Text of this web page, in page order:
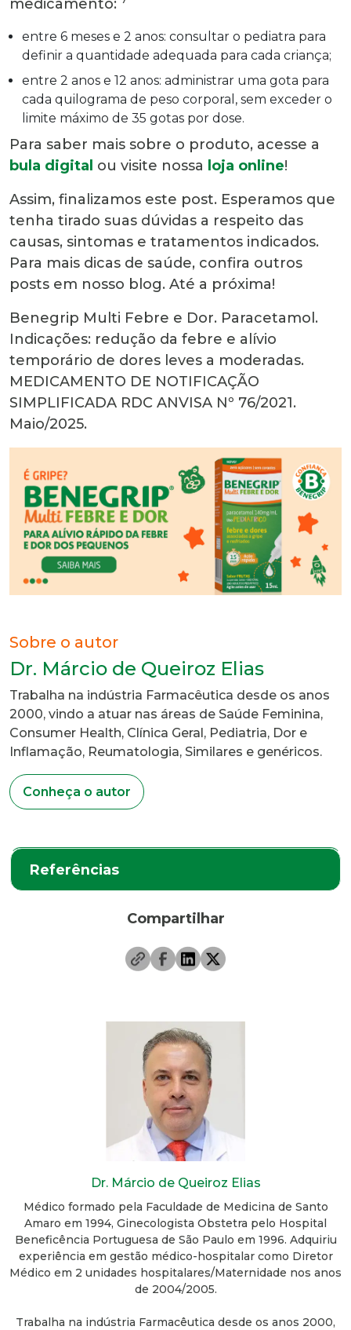
medicamento:
entre 6 meses e 2 anos: consultar o pediatra para
definir a quantidade adequada para cada criança;
entre 2 anos e 12 anos: administrar uma gota para
cada quilograma de peso corporal, sem exceder o
limite máximo de 35 gotas por dose.
Para saber mais sobre o produto, acesse a
bula digital ou visite nossa loja online!
Assim, finalizamos este post. Esperamos que
tenha tirado suas dúvidas a respeito das
causas, sintomas e tratamentos indicados.
Para mais dicas de saúde, confira outros
posts em nosso blog. Até a próxima!
Benegrip Multi Febre e Dor. Paracetamol.
Indicações: redução da febre e alívio
temporário de dores leves a moderadas.
MEDICAMENTO DE NOTIFICAÇÃO
SIMPLIFICADA RDC ANVISA Nº 76/2021.
Maio/2025.
Sobre o autor
Dr. Márcio de Queiroz Elias
Trabalha na indústria Farmacêutica desde os anos
2000, vindo a atuar nas áreas de Saúde Feminina,
Consumer Health, Clínica Geral, Pediatria, Dor e
Inflamação, Reumatologia, Similares e genéricos.
Conheça o autor
Referências
Compartilhar
Dr. Márcio de Queiroz Elias
Médico formado pela Faculdade de Medicina de Santo
Amaro em 1994, Ginecologista Obstetra pelo Hospital
Beneficência Portuguesa de São Paulo em 1996. Adquiriu
experiência em gestão médico-hospitalar como Diretor
Médico em 2 unidades hospitalares/Maternidade nos anos
de 2004/2005.
Trabalha na indústria Farmacêutica desde os anos 2000,